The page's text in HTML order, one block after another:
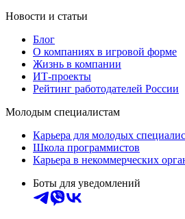
Новости и статьи
Блог
О компаниях в игровой форме
Жизнь в компании
ИТ-проекты
Рейтинг работодателей России
Молодым специалистам
Карьера для молодых
Школа программистов
Карьера в некоммерческих
Боты для уведомлений